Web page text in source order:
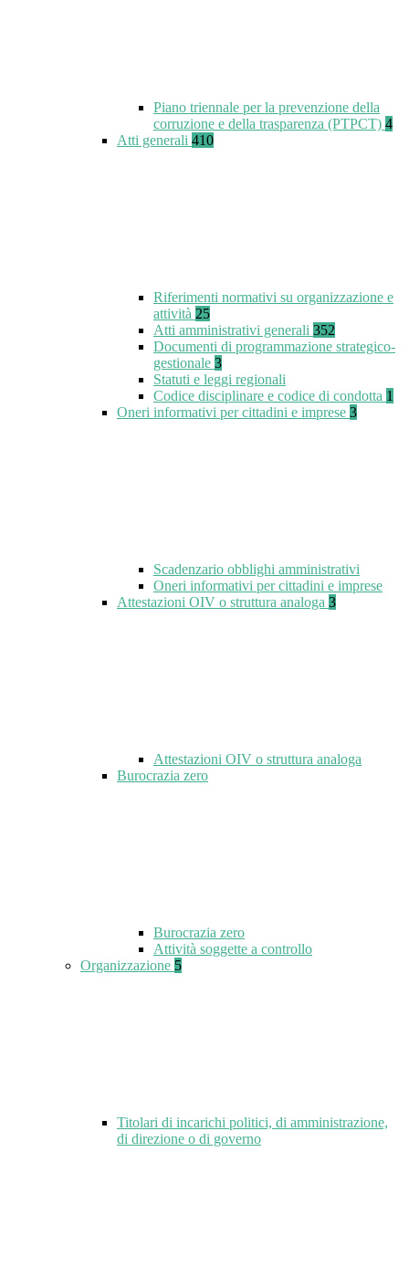
Piano triennale per la prevenzione della
corruzione e della trasparenza (PTPCT) 4
Atti generali 410
Riferimenti normativi su organizzazione e
attività 25
Atti amministrativi generali 352
Documenti di programmazione strategico-
gestionale 3
Statuti e leggi regionali
Codice disciplinare e codice di condotta 1
Oneri informativi per cittadini e imprese 3
Scadenzario obblighi amministrativi
Oneri informativi per cittadini e imprese
Attestazioni OIV o struttura analoga 3
Attestazioni OIV o struttura analoga
Burocrazia zero
Burocrazia zero
Attività soggette a controllo
Organizzazione 5
Titolari di incarichi politici, di amministrazione,
di direzione o di governo